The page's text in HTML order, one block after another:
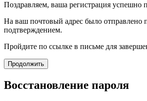
Поздравляем, ваша регистрация успешно
На ваш почтовый адрес было отправлено
подтверждением.
Пройдите по ссылке в письме для
Продолжить
Восстановление пароля